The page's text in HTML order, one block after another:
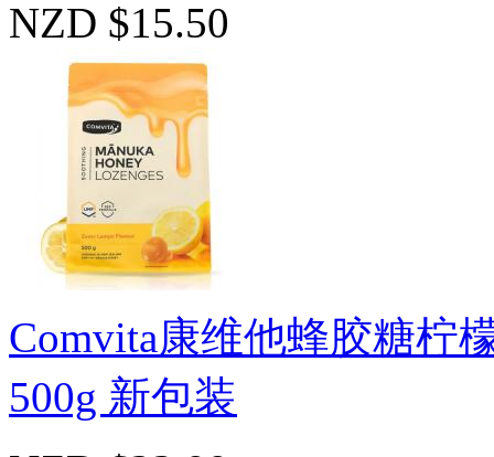
NZD $15.50
Comvita康维他蜂胶糖柠
500g 新包装